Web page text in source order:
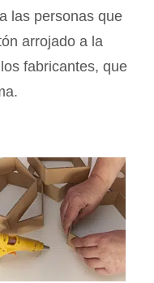
a las personas que
arrojado a la
fabricantes, que